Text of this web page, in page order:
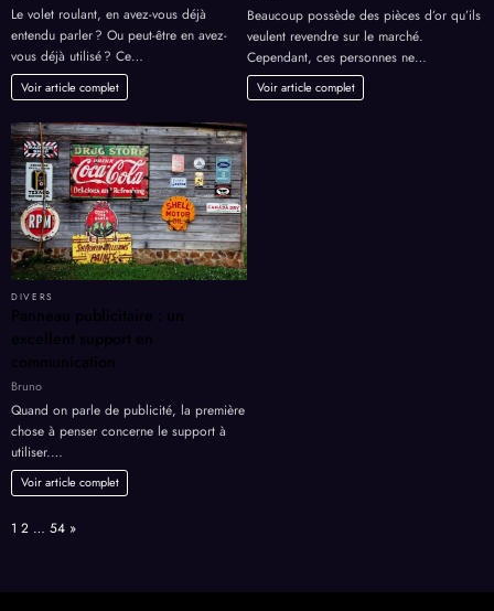
Le volet roulant, en avez-vous déjà
entendu parler ? Ou peut-être en avez-
vous déjà utilisé ? Ce…
Voir article complet
Beaucoup possède des pièces d’or qu’ils
veulent revendre sur le marché.
Cependant, ces personnes ne…
Voir article complet
DIVERS
Panneau publicitaire : un
excellent support en
communication
Bruno
Quand on parle de publicité, la première
chose à penser concerne le support à
utiliser.…
Voir article complet
Page:
1 2 … 54 Next
»